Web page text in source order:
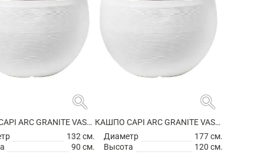
search
КАШПО CAPI ARC GRANITE VASE BALL WHITE
132 см.
90 см.
search
КАШПО CAPI ARC GRANITE VASE BALL WHITE
Диаметр
177 см.
Высота
120 см.